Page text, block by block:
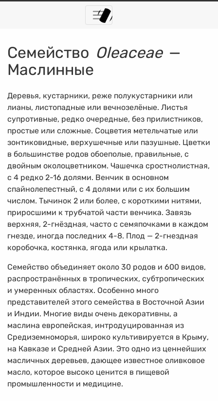
Семейство Oleaceae—
Маслинные
Деревья, кустарники, реже полукустарники или
лианы, листопадные или вечнозелёные. Листья
супротивные, редко очередные, без прилистников,
простые или сложные. Соцветия метельчатые или
зонтиковидные, верхушечные или пазушные. Цветки
в большинстве родов обоеполые, правильные, с
двойным околоцветником. Чашечка сростнолистная,
с 4 редко 2-16 долями. Венчик в основном
спайнолепестный, с 4 долями или с их большим
числом. Тычинок 2 или более, с короткими нитями,
приросшими к трубчатой части венчика. Завязь
верхняя, 2-гнёздная, часто с семяпочками в каждом
гнезде, иногда последних 4-8. Плод — 2-гнездная
коробочка, костянка, ягода или крылатка.
Семейство объединяет около 30 родов и 600 видов,
распространённых в тропических, субтропических
и умеренных областях. Особенно много
представителей этого семейства в Восточной Азии
и Индии. Многие виды очень декоративны, а
маслина европейская, интродуцированная из
Средиземноморья, широко культивируется в Крыму,
на Кавказе и Средней Азии. Это одно из ценнейших
масличных деревьев, дающее известное оливковое
масло, которое высоко ценится в пищевой
промышленности и медицине.